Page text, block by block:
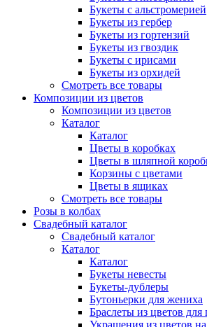
Букеты с альстромерией
Букеты из гербер
Букеты из гортензий
Букеты из гвоздик
Букеты с ирисами
Букеты из орхидей
Смотреть все товары
Композиции из цветов
Композиции из цветов
Каталог
Каталог
Цветы в коробках
Цветы в шляпной
Корзины с цветами
Цветы в ящиках
Смотреть все товары
Розы в колбах
Свадебный каталог
Свадебный каталог
Каталог
Каталог
Букеты невесты
Букеты-дублеры
Бутоньерки для жениха
Браслеты из цветов